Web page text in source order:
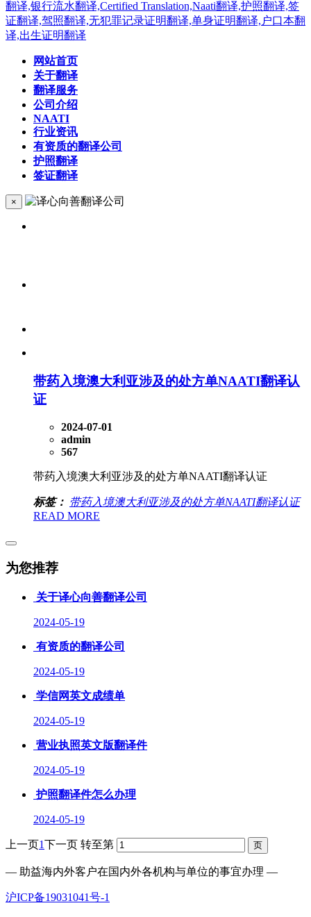
网站首页
关于翻译
翻译服务
公司介绍
NAATI
行业资讯
有资质的翻译公司
护照翻译
签证翻译
×
带药入境澳大利亚涉及的处方单NAATI翻译认
证
2024-07-01
admin
567
带药入境澳大利亚涉及的处方单NAATI翻译认证
标签： 带药入境澳大利亚涉及的处方单NAATI翻译认证
READ MORE
为您推荐
关于译心向善翻译公司
2024-05-19
有资质的翻译公司
2024-05-19
学信网英文成绩单
2024-05-19
营业执照英文版翻译件
2024-05-19
护照翻译件怎么办理
2024-05-19
上一页1下一页 转至第
— 助益海内外客户在国内外各机构与单位的事宜办理 —
沪ICP备19031041号-1